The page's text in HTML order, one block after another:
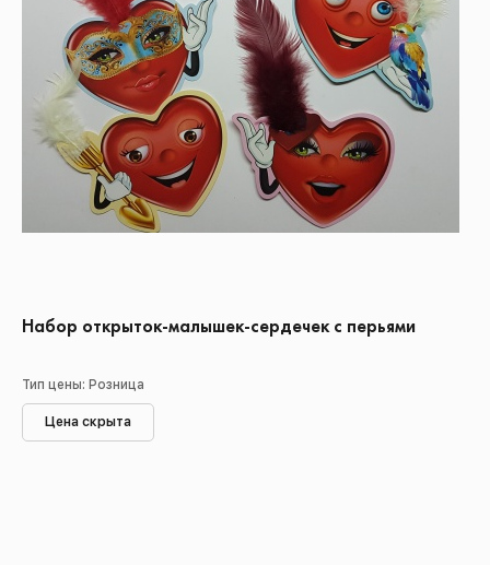
Набор открыток-малышек-сердечек с перьями
Тип цены: Розница
Цена скрыта